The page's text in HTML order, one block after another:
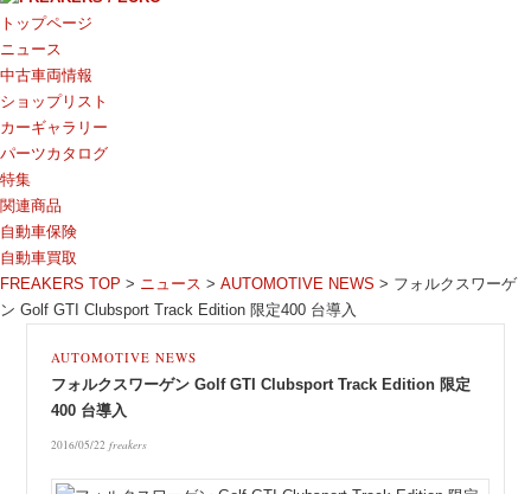
トップページ
ニュース
中古車両情報
ショップリスト
カーギャラリー
パーツカタログ
特集
関連商品
自動車保険
自動車買取
FREAKERS TOP > ニュース > AUTOMOTIVE NEWS > フォルクスワーゲ
ン Golf GTI Clubsport Track Edition 限定400 台導入
AUTOMOTIVE NEWS
フォルクスワーゲン Golf GTI Clubsport Track Edition 限定
400 台導入
2016/05/22 freakers